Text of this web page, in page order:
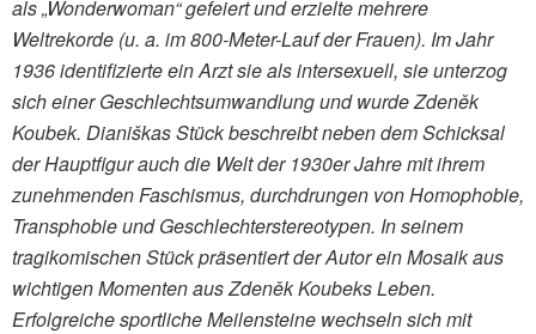
als „Wonderwoman“ gefeiert und erzielte mehrere
Weltrekorde (u. a. im 800-Meter-Lauf der Frauen). Im Jahr
1936 identifizierte ein Arzt sie als intersexuell, sie unterzog
sich einer Geschlechtsumwandlung und wurde Zdeněk
Koubek. Dianiškas Stück beschreibt neben dem Schicksal
der Hauptfigur auch die Welt der 1930er Jahre mit ihrem
zunehmenden Faschismus, durchdrungen von Homophobie,
Transphobie und Geschlechterstereotypen. In seinem
tragikomischen Stück präsentiert der Autor ein Mosaik aus
wichtigen Momenten aus Zdeněk Koubeks Leben.
Erfolgreiche sportliche Meilensteine wechseln sich mit